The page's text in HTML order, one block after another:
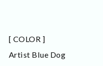
[ COLOR ]
Artist Blue Dog